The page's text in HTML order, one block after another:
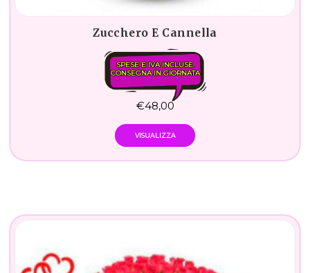
Zucchero E Cannella
SPESE E IVA INCLUSE.
CONSEGNA IN GIORNATA
€48,00
VISUALIZZA